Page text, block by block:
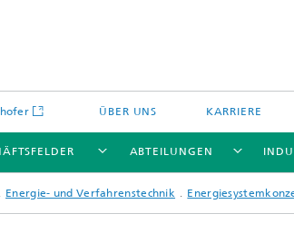
ÜBER UNS KARRIERE
ABTEILUNGEN
Energie- und Verfahrenstechnik